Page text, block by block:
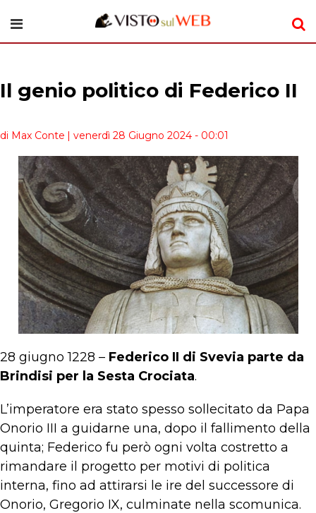
Il genio politico di Federico II
di Max Conte | venerdì 28 Giugno 2024 - 00:01
28 giugno 1228 – Federico II di Svevia parte da
Brindisi per la Sesta Crociata.
L’imperatore era stato spesso sollecitato da Papa
Onorio III a guidarne una, dopo il fallimento della
quinta; Federico fu però ogni volta costretto a
rimandare il progetto per motivi di politica
interna, fino ad attirarsi le ire del successore di
Onorio, Gregorio IX, culminate nella scomunica.